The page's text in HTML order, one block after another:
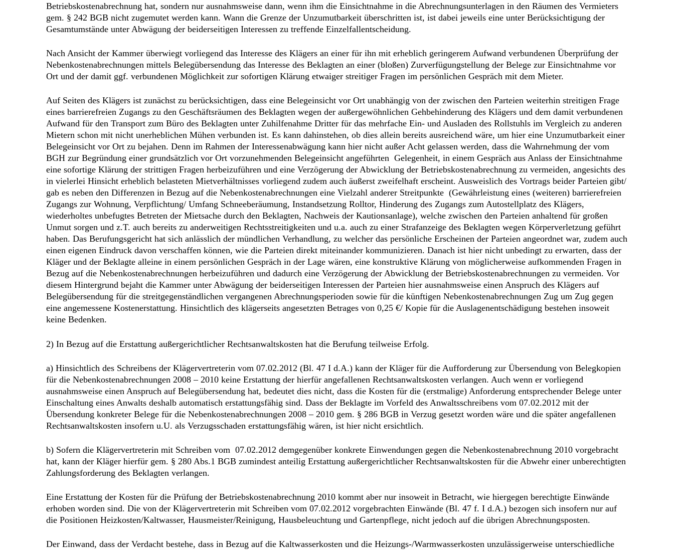
Betriebskostenabrechnung hat, sondern nur ausnahmsweise dann, wenn ihm die Einsichtnahme in die Abrechnungsunterlagen in den Räumen des Vermieters
gem. § 242 BGB nicht zugemutet werden kann. Wann die Grenze der Unzumutbarkeit überschritten ist, ist dabei jeweils eine unter Berücksichtigung der
Gesamtumstände unter Abwägung der beiderseitigen Interessen zu treffende Einzelfallentscheidung.
Nach Ansicht der Kammer überwiegt vorliegend das Interesse des Klägers an einer für ihn mit erheblich geringerem Aufwand verbundenen Überprüfung der
Nebenkostenabrechnungen mittels Belegübersendung das Interesse des Beklagten an einer (bloßen) Zurverfügungstellung der Belege zur Einsichtnahme vor
Ort und der damit ggf. verbundenen Möglichkeit zur sofortigen Klärung etwaiger streitiger Fragen im persönlichen Gespräch mit dem Mieter.
Auf Seiten des Klägers ist zunächst zu berücksichtigen, dass eine Belegeinsicht vor Ort unabhängig von der zwischen den Parteien weiterhin streitigen Frage
eines barrierefreien Zugangs zu den Geschäftsräumen des Beklagten wegen der außergewöhnlichen Gehbehinderung des Klägers und dem damit verbundenen
Aufwand für den Transport zum Büro des Beklagten unter Zuhilfenahme Dritter für das mehrfache Ein- und Ausladen des Rollstuhls im Vergleich zu anderen
Mietern schon mit nicht unerheblichen Mühen verbunden ist. Es kann dahinstehen, ob dies allein bereits ausreichend wäre, um hier eine Unzumutbarkeit einer
Belegeinsicht vor Ort zu bejahen. Denn im Rahmen der Interessenabwägung kann hier nicht außer Acht gelassen werden, dass die Wahrnehmung der vom
BGH zur Begründung einer grundsätzlich vor Ort vorzunehmenden Belegeinsicht angeführten Gelegenheit, in einem Gespräch aus Anlass der Einsichtnahme
eine sofortige Klärung der strittigen Fragen herbeizuführen und eine Verzögerung der Abwicklung der Betriebskostenabrechnung zu vermeiden, angesichts des
in vielerlei Hinsicht erheblich belasteten Mietverhältnisses vorliegend zudem auch äußerst zweifelhaft erscheint. Ausweislich des Vortrags beider Parteien gibt/
gab es neben den Differenzen in Bezug auf die Nebenkostenabrechnungen eine Vielzahl anderer Streitpunkte (Gewährleistung eines (weiteren) barrierefreien
Zugangs zur Wohnung, Verpflichtung/ Umfang Schneeberäumung, Instandsetzung Rolltor, Hinderung des Zugangs zum Autostellplatz des Klägers,
wiederholtes unbefugtes Betreten der Mietsache durch den Beklagten, Nachweis der Kautionsanlage), welche zwischen den Parteien anhaltend für großen
Unmut sorgen und z.T. auch bereits zu anderweitigen Rechtsstreitigkeiten und u.a. auch zu einer Strafanzeige des Beklagten wegen Körperverletzung geführt
haben. Das Berufungsgericht hat sich anlässlich der mündlichen Verhandlung, zu welcher das persönliche Erscheinen der Parteien angeordnet war, zudem auch
einen eigenen Eindruck davon verschaffen können, wie die Parteien direkt miteinander kommunizieren. Danach ist hier nicht unbedingt zu erwarten, dass der
Kläger und der Beklagte alleine in einem persönlichen Gespräch in der Lage wären, eine konstruktive Klärung von möglicherweise aufkommenden Fragen in
Bezug auf die Nebenkostenabrechnungen herbeizuführen und dadurch eine Verzögerung der Abwicklung der Betriebskostenabrechnungen zu vermeiden. Vor
diesem Hintergrund bejaht die Kammer unter Abwägung der beiderseitigen Interessen der Parteien hier ausnahmsweise einen Anspruch des Klägers auf
Belegübersendung für die streitgegenständlichen vergangenen Abrechnungsperioden sowie für die künftigen Nebenkostenabrechnungen Zug um Zug gegen
eine angemessene Kostenerstattung. Hinsichtlich des klägerseits angesetzten Betrages von 0,25 €/ Kopie für die Auslagenentschädigung bestehen insoweit
keine Bedenken.
2) In Bezug auf die Erstattung außergerichtlicher Rechtsanwaltskosten hat die Berufung teilweise Erfolg.
a) Hinsichtlich des Schreibens der Klägervertreterin vom 07.02.2012 (Bl. 47 I d.A.) kann der Kläger für die Aufforderung zur Übersendung von Belegkopien
für die Nebenkostenabrechnungen 2008 – 2010 keine Erstattung der hierfür angefallenen Rechtsanwaltskosten verlangen. Auch wenn er vorliegend
ausnahmsweise einen Anspruch auf Belegübersendung hat, bedeutet dies nicht, dass die Kosten für die (erstmalige) Anforderung entsprechender Belege unter
Einschaltung eines Anwalts deshalb automatisch erstattungsfähig sind. Dass der Beklagte im Vorfeld des Anwaltsschreibens vom 07.02.2012 mit der
Übersendung konkreter Belege für die Nebenkostenabrechnungen 2008 – 2010 gem. § 286 BGB in Verzug gesetzt worden wäre und die später angefallenen
Rechtsanwaltskosten insofern u.U. als Verzugsschaden erstattungsfähig wären, ist hier nicht ersichtlich.
b) Sofern die Klägervertreterin mit Schreiben vom 07.02.2012 demgegenüber konkrete Einwendungen gegen die Nebenkostenabrechnung 2010 vorgebracht
hat, kann der Kläger hierfür gem. § 280 Abs.1 BGB zumindest anteilig Erstattung außergerichtlicher Rechtsanwaltskosten für die Abwehr einer unberechtigten
Zahlungsforderung des Beklagten verlangen.
Eine Erstattung der Kosten für die Prüfung der Betriebskostenabrechnung 2010 kommt aber nur insoweit in Betracht, wie hiergegen berechtigte Einwände
erhoben worden sind. Die von der Klägervertreterin mit Schreiben vom 07.02.2012 vorgebrachten Einwände (Bl. 47 f. I d.A.) bezogen sich insofern nur auf
die Positionen Heizkosten/Kaltwasser, Hausmeister/Reinigung, Hausbeleuchtung und Gartenpflege, nicht jedoch auf die übrigen Abrechnungsposten.
Der Einwand, dass der Verdacht bestehe, dass in Bezug auf die Kaltwasserkosten und die Heizungs-/Warmwasserkosten unzulässigerweise unterschiedliche